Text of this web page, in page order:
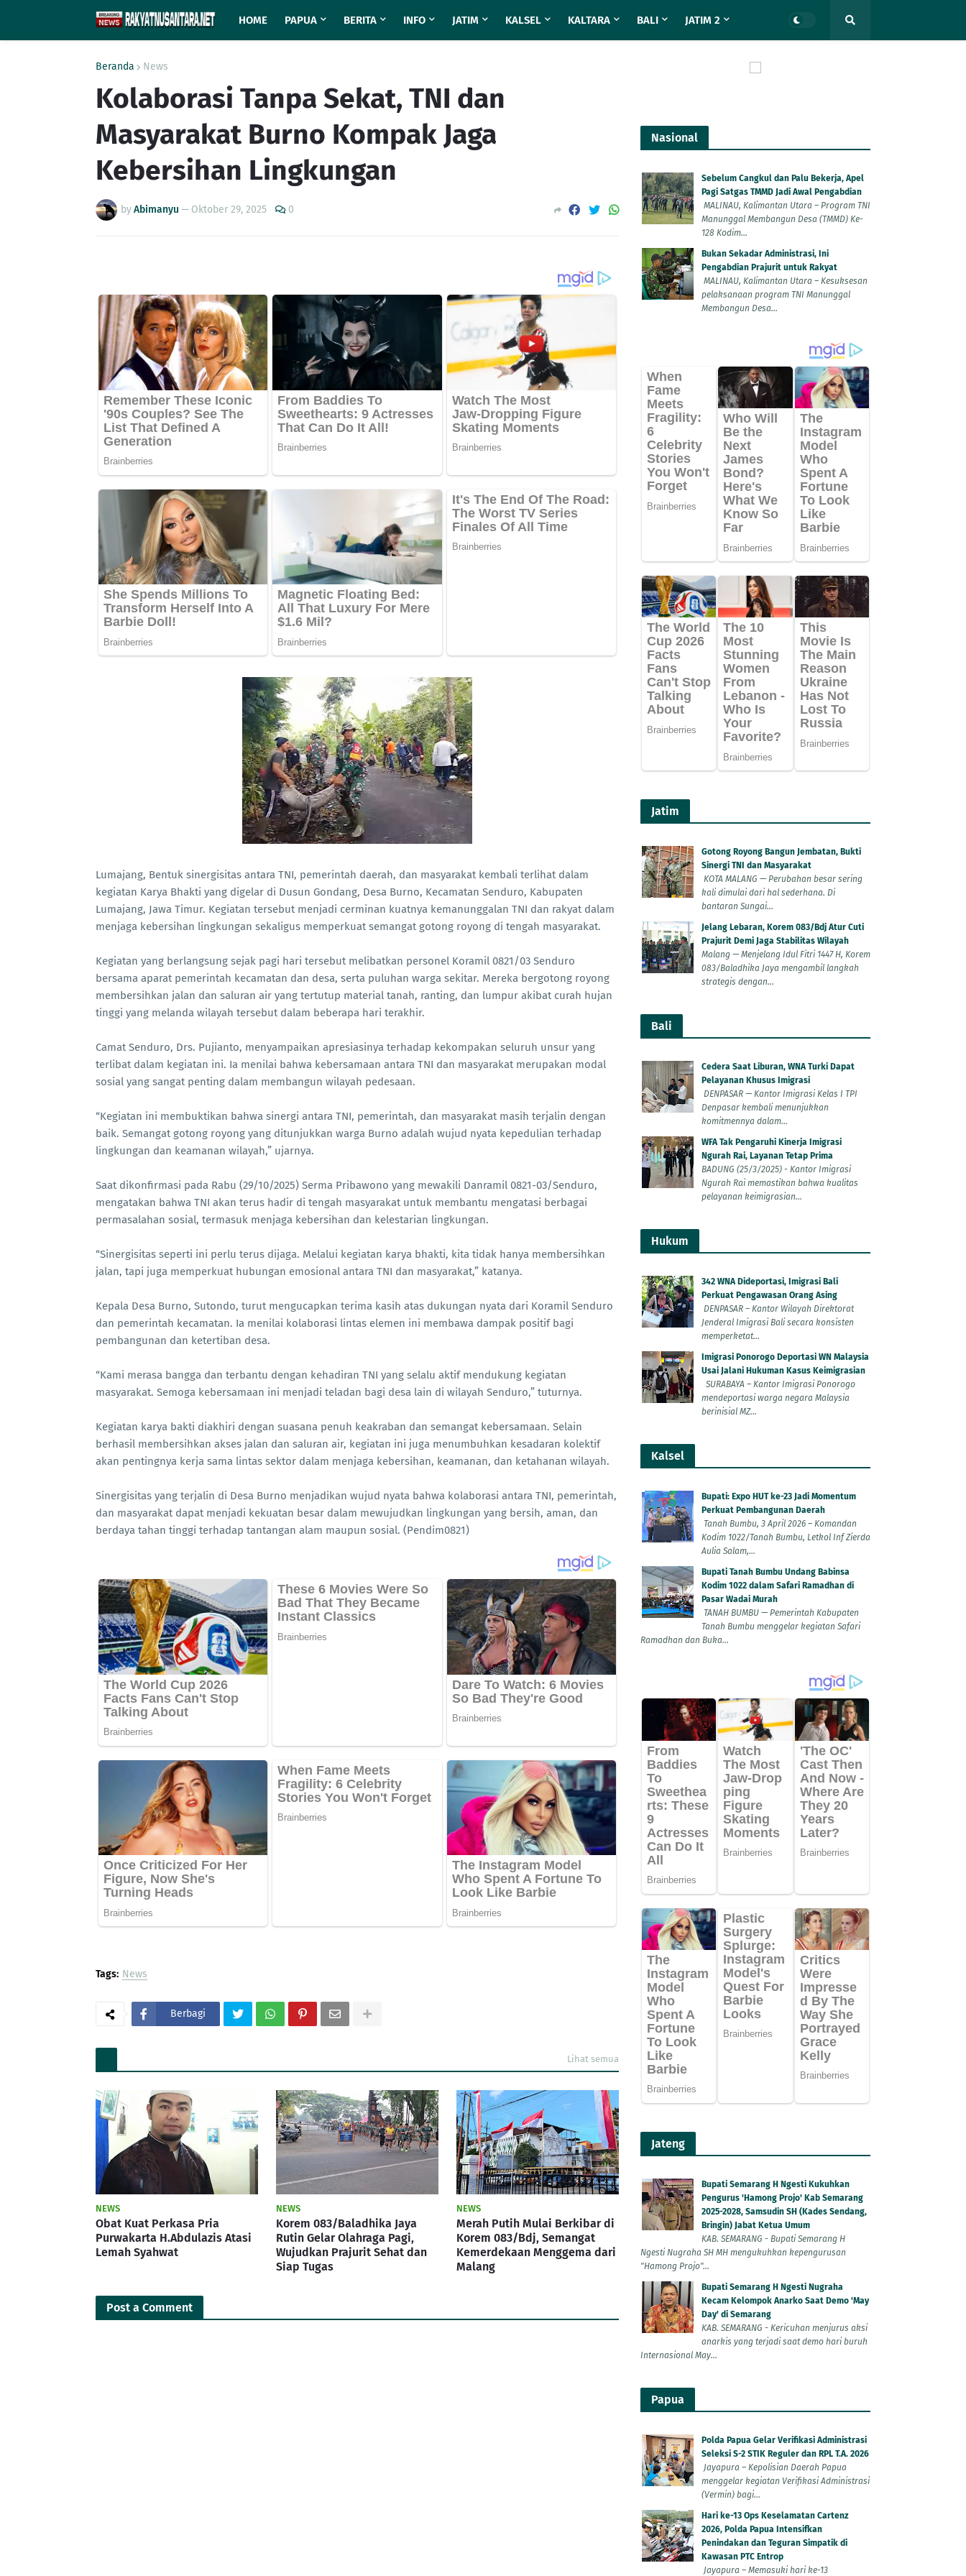
HOME PAPUA BERITA INFO JATIM KALSEL KALTARA BALI JATIM 2
Beranda News
Kolaborasi Tanpa Sekat, TNI dan
Masyarakat Burno Kompak Jaga
Kebersihan Lingkungan
byAbimanyu — Oktober 29, 2025 0
Lumajang, Bentuk sinergisitas antara TNI, pemerintah daerah, dan masyarakat kembali terlihat dalam
kegiatan Karya Bhakti yang digelar di Dusun Gondang, Desa Burno, Kecamatan Senduro, Kabupaten
Lumajang, Jawa Timur. Kegiatan tersebut menjadi cerminan kuatnya kemanunggalan TNI dan rakyat dalam
menjaga kebersihan lingkungan sekaligus memperkuat semangat gotong royong di tengah masyarakat.
Kegiatan yang berlangsung sejak pagi hari tersebut melibatkan personel Koramil 0821/03 Senduro
bersama aparat pemerintah kecamatan dan desa, serta puluhan warga sekitar. Mereka bergotong royong
membersihkan jalan dan saluran air yang tertutup material tanah, ranting, dan lumpur akibat curah hujan
tinggi yang melanda wilayah tersebut dalam beberapa hari terakhir.
Camat Senduro, Drs. Pujianto, menyampaikan apresiasinya terhadap kekompakan seluruh unsur yang
terlibat dalam kegiatan ini. Ia menilai bahwa kebersamaan antara TNI dan masyarakat merupakan modal
sosial yang sangat penting dalam membangun wilayah pedesaan.
“Kegiatan ini membuktikan bahwa sinergi antara TNI, pemerintah, dan masyarakat masih terjalin dengan
baik. Semangat gotong royong yang ditunjukkan warga Burno adalah wujud nyata kepedulian terhadap
lingkungan dan keamanan wilayah,” ujarnya.
Saat dikonfirmasi pada Rabu (29/10/2025) Serma Pribawono yang mewakili Danramil 0821-03/Senduro,
mengatakan bahwa TNI akan terus hadir di tengah masyarakat untuk membantu mengatasi berbagai
permasalahan sosial, termasuk menjaga kebersihan dan kelestarian lingkungan.
“Sinergisitas seperti ini perlu terus dijaga. Melalui kegiatan karya bhakti, kita tidak hanya membersihkan
jalan, tapi juga memperkuat hubungan emosional antara TNI dan masyarakat,” katanya.
Kepala Desa Burno, Sutondo, turut mengucapkan terima kasih atas dukungan nyata dari Koramil Senduro
dan pemerintah kecamatan. Ia menilai kolaborasi lintas elemen ini membawa dampak positif bagi
pembangunan dan ketertiban desa.
“Kami merasa bangga dan terbantu dengan kehadiran TNI yang selalu aktif mendukung kegiatan
masyarakat. Semoga kebersamaan ini menjadi teladan bagi desa lain di wilayah Senduro,” tuturnya.
Kegiatan karya bakti diakhiri dengan suasana penuh keakraban dan semangat kebersamaan. Selain
berhasil membersihkan akses jalan dan saluran air, kegiatan ini juga menumbuhkan kesadaran kolektif
akan pentingnya kerja sama lintas sektor dalam menjaga kebersihan, keamanan, dan ketahanan wilayah.
Sinergisitas yang terjalin di Desa Burno menjadikan wujud nyata bahwa kolaborasi antara TNI, pemerintah,
dan masyarakat dapat menjadi kekuatan besar dalam mewujudkan lingkungan yang bersih, aman, dan
berdaya tahan tinggi terhadap tantangan alam maupun sosial. (Pendim0821)
Tags: News
Berbagi
Lihat semua
NEWS
Obat Kuat Perkasa Pria
Purwakarta H.Abdulazis Atasi
Lemah Syahwat
NEWS
Korem 083/Baladhika Jaya
Rutin Gelar Olahraga Pagi,
Wujudkan Prajurit Sehat dan
Siap Tugas
NEWS
Merah Putih Mulai Berkibar di
Korem 083/Bdj, Semangat
Kemerdekaan Menggema dari
Malang
Post a Comment
Nasional
Sebelum Cangkul dan Palu Bekerja, Apel
Pagi Satgas TMMD Jadi Awal Pengabdian
MALINAU, Kalimantan Utara – Program TNI
Manunggal Membangun Desa (TMMD) Ke-
128 Kodim...
Bukan Sekadar Administrasi, Ini
Pengabdian Prajurit untuk Rakyat
MALINAU, Kalimantan Utara – Kesuksesan
pelaksanaan program TNI Manunggal
Membangun Desa...
Jatim
Gotong Royong Bangun Jembatan, Bukti
Sinergi TNI dan Masyarakat
KOTA MALANG — Perubahan besar sering
kali dimulai dari hal sederhana. Di
bantaran Sungai...
Jelang Lebaran, Korem 083/Bdj Atur Cuti
Prajurit Demi Jaga Stabilitas Wilayah
Malang — Menjelang Idul Fitri 1447 H, Korem
083/Baladhika Jaya mengambil langkah
strategis dengan...
Bali
Cedera Saat Liburan, WNA Turki Dapat
Pelayanan Khusus Imigrasi
DENPASAR — Kantor Imigrasi Kelas I TPI
Denpasar kembali menunjukkan
komitmennya dalam...
WFA Tak Pengaruhi Kinerja Imigrasi
Ngurah Rai, Layanan Tetap Prima
BADUNG (25/3/2025) - Kantor Imigrasi
Ngurah Rai memastikan bahwa kualitas
pelayanan keimigrasian...
Hukum
342 WNA Dideportasi, Imigrasi Bali
Perkuat Pengawasan Orang Asing
DENPASAR – Kantor Wilayah Direktorat
Jenderal Imigrasi Bali secara konsisten
memperketat...
Imigrasi Ponorogo Deportasi WN Malaysia
Usai Jalani Hukuman Kasus Keimigrasian
SURABAYA – Kantor Imigrasi Ponorogo
mendeportasi warga negara Malaysia
berinisial MZ...
Kalsel
Bupati: Expo HUT ke-23 Jadi Momentum
Perkuat Pembangunan Daerah
Tanah Bumbu, 3 April 2026 – Komandan
Kodim 1022/Tanah Bumbu, Letkol Inf Zierda
Aulia Salam,...
Bupati Tanah Bumbu Undang Babinsa
Kodim 1022 dalam Safari Ramadhan di
Pasar Wadai Murah
TANAH BUMBU — Pemerintah Kabupaten
Tanah Bumbu menggelar kegiatan Safari
Ramadhan dan Buka...
Jateng
Bupati Semarang H Ngesti Kukuhkan
Pengurus 'Hamong Projo' Kab Semarang
2025-2028, Samsudin SH (Kades Sendang,
Bringin) Jabat Ketua Umum
KAB. SEMARANG - Bupati Semarang H
Ngesti Nugraha SH MH mengukuhkan kepengurusan
"Hamong Projo"...
Bupati Semarang H Ngesti Nugraha
Kecam Kelompok Anarko Saat Demo 'May
Day' di Semarang
KAB. SEMARANG - Kericuhan menjurus aksi
anarkis yang terjadi saat demo hari buruh
Internasional May...
Papua
Polda Papua Gelar Verifikasi Administrasi
Seleksi S-2 STIK Reguler dan RPL T.A. 2026
Jayapura – Kepolisian Daerah Papua
menggelar kegiatan Verifikasi Administrasi
(Vermin) bagi...
Hari ke-13 Ops Keselamatan Cartenz
2026, Polda Papua Intensifkan
Penindakan dan Teguran Simpatik di
Kawasan PTC Entrop
Jayapura – Memasuki hari ke-13